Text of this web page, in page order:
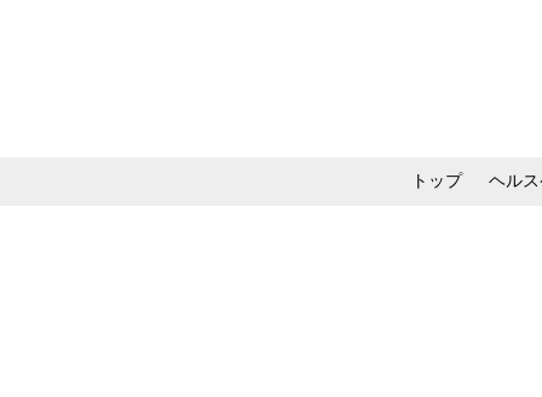
トップ ヘル